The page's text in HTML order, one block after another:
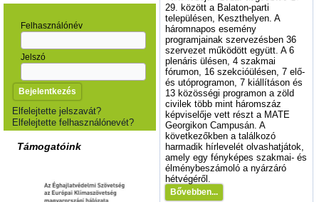
Felhasználónév
Jelszó
Elfelejtette jelszavát?
Elfelejtette felhasználónevét?
Támogatóink
29. között a Balaton-parti
településen, Keszthelyen. A
háromnapos esemény
programjainak szervezésben 36
szervezet működött együtt. A 6
plenáris ülésen, 4 szakmai
fórumon, 16 szekcióülésen, 7 elő-
és utóprogramon, 7 kiállításon és
13 közösségi programon a zöld
civilek több mint háromszáz
képviselője vett részt a MATE
Georgikon Campusán. A
következőkben a találkozó
harmadik hírlevelét olvashatjátok,
amely egy fényképes szakmai- és
élménybeszámoló a nyárzáró
hétvégéről.
Bővebben...